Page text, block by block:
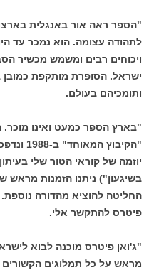
לתהודה עצומה. הוא נמכר עד
ויכוחים רבים ומשמש מכשיר
ישראל. הסופרת מותקפת כמובן
ותומכיהם בעולם.
"בארץ הספר כמעט ואינו
יוזמה של קוראי הטור שלי
בשיגעון") ניתנו הזמנות
החליטה להוציא מהדורה
פיטרס להתקשר אלי.
"ג'ואן פיטרס מוכנה לבוא
מראש על כל תמלוגים